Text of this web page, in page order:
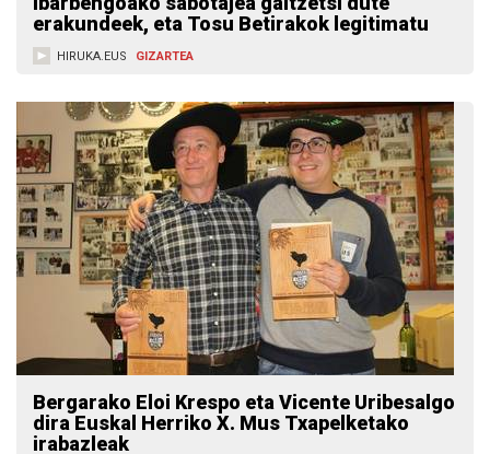
erakundeek, eta Tosu Betirakok legitimatu
HIRUKA.EUS GIZARTEA
Bergarako Eloi Krespo eta Vicente Uribesalgo
dira Euskal Herriko X. Mus Txapelketako
irabazleak